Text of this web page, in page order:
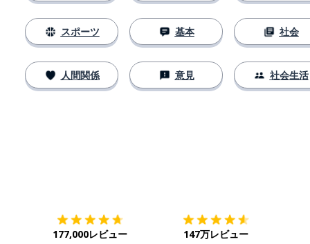
スポーツ
人間関係
基本
意見
社会
社会生活
177,000レビュー 147万レビュー